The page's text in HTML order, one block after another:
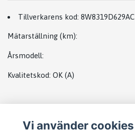
Tillverkarens kod: 8W8319D629AC
Mätarställning (km):
Årsmodell:
Kvalitetskod: OK (A)
Vi använder cookies